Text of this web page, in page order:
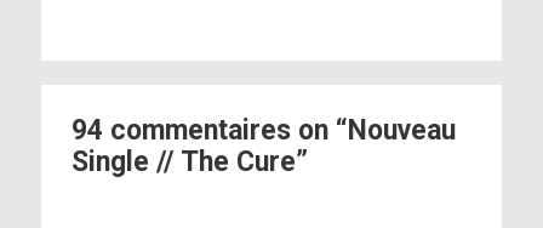
94 commentaires on “Nouveau
Single // The Cure”